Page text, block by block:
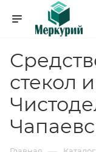
стекол